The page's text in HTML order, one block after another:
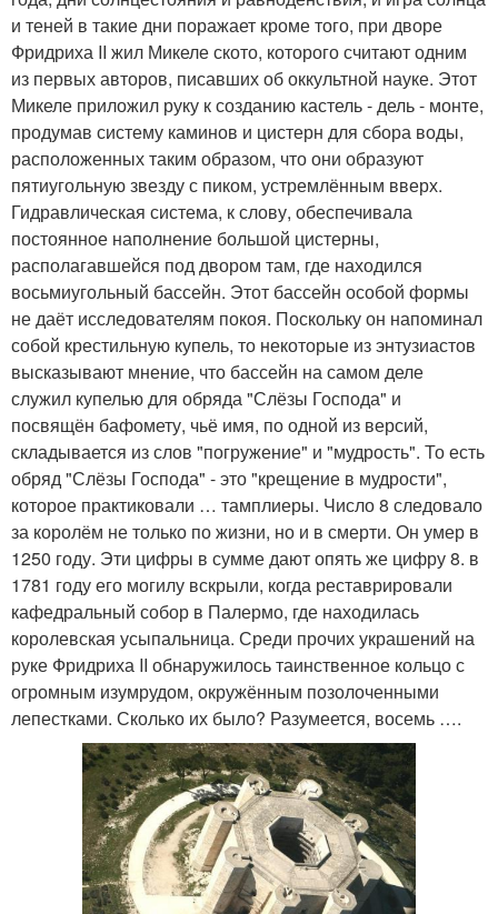
и теней в такие дни поражает кроме того, при дворе
Фридриха II жил Микеле ското, которого считают одним
из первых авторов, писавших об оккультной науке. Этот
Микеле приложил руку к созданию кастель - дель - монте,
продумав систему каминов и цистерн для сбора воды,
расположенных таким образом, что они образуют
пятиугольную звезду с пиком, устремлённым вверх.
Гидравлическая система, к слову, обеспечивала
постоянное наполнение большой цистерны,
располагавшейся под двором там, где находился
восьмиугольный бассейн. Этот бассейн особой формы
не даёт исследователям покоя. Поскольку он напоминал
собой крестильную купель, то некоторые из энтузиастов
высказывают мнение, что бассейн на самом деле
служил купелью для обряда "Слёзы Господа" и
посвящён бафомету, чьё имя, по одной из версий,
складывается из слов "погружение" и "мудрость". То есть
обряд "Слёзы Господа" - это "крещение в мудрости",
которое практиковали … тамплиеры. Число 8 следовало
за королём не только по жизни, но и в смерти. Он умер в
1250 году. Эти цифры в сумме дают опять же цифру 8. в
1781 году его могилу вскрыли, когда реставрировали
кафедральный собор в Палермо, где находилась
королевская усыпальница. Среди прочих украшений на
руке Фридриха II обнаружилось таинственное кольцо с
огромным изумрудом, окружённым позолоченными
лепестками. Сколько их было? Разумеется, восемь ….